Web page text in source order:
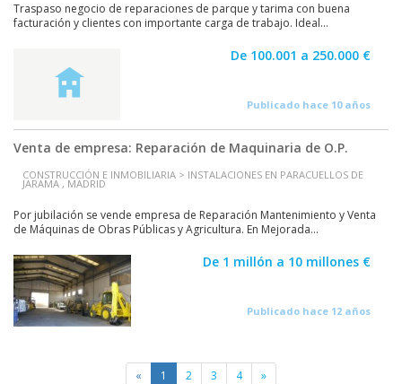
Traspaso negocio de reparaciones de parque y tarima con buena
facturación y clientes con importante carga de trabajo. Ideal...
De 100.001 a 250.000 €
Publicado hace 10 años
Venta de empresa: Reparación de Maquinaria de O.P.
CONSTRUCCIÓN E INMOBILIARIA > INSTALACIONES EN PARACUELLOS DE
JARAMA , MADRID
Por jubilación se vende empresa de Reparación Mantenimiento y Venta
de Máquinas de Obras Públicas y Agricultura. En Mejorada...
De 1 millón a 10 millones €
Publicado hace 12 años
« 1 2 3 4 »